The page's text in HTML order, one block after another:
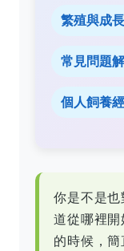
繁殖與成
常見問題
個人飼養
你是不是
道從哪裡
的時候，